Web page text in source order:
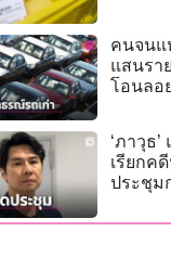
คนจนแ
แสนรา
โอนลอ
‘ภาวุธ
เรียกค
ประชุม